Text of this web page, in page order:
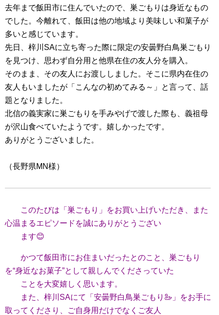
去年まで飯田市に住んでいたので、巣ごもりは身近なもの
でした。今離れて、飯田は他の地域より美味しい和菓子が
多いと感じています。
先日、梓川SAに立ち寄った際に限定の安曇野白鳥巣ごもり
を見つけ、思わず自分用と他県在住の友人分を購入。
そのまま、その友人にお渡ししました。そこに県内在住の
友人もいましたが「こんなの初めてみる～」と言って、話
題となりました。
北信の義実家に巣ごもりを手みやげで渡した際も、義祖母
が沢山食べていたようです。嬉しかったです。
ありがとうございました。
（長野県MN様）
このたびは「巣ごもり」をお買い上げいただき、また
心温まるエピソードを誠にありがとうござい
ます😊
かつて飯田市にお住まいだったとのこと、巣ごもり
を“身近なお菓子”として親しんでくださっていた
ことを大変嬉しく思います。
また、梓川SAにて「安曇野白鳥巣ごもり🦢」をお手に
取ってくださり、ご自身用だけでなくご友人